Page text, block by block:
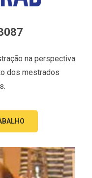
na perspectiva
dos mestrados